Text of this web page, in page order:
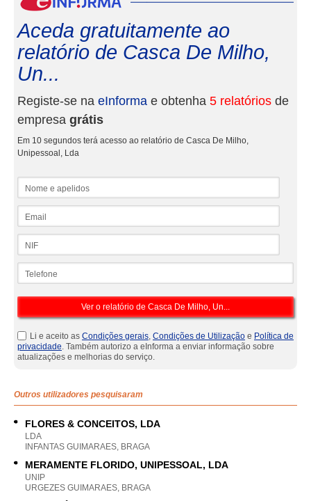
Aceda gratuitamente ao
relatório de Casca De Milho,
Un...
Registe-se na eInforma e obtenha 5 relatórios de
empresa grátis
Em 10 segundos terá acesso ao relatório de Casca De Milho,
Unipessoal, Lda
Li e aceito as Condições gerais, Condições de Utilização e Política de
privacidade. Também autorizo a eInforma a enviar informação sobre
atualizações e melhorias do serviço.
Outros utilizadores pesquisaram
FLORES & CONCEITOS, LDA
LDA
INFANTAS GUIMARAES, BRAGA
MERAMENTE FLORIDO, UNIPESSOAL, LDA
UNIP
URGEZES GUIMARAES, BRAGA